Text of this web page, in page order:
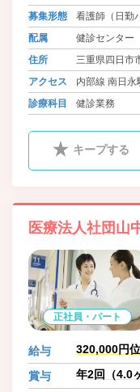
募集形態
看護師（日勤
配属
健診センター
住所
三重県四日市
アクセス
内部線 南日永
八王子線 西日
診療科目 健診業務
キープする
医療法人社団山
正社員・パート
給与 320,000円
賞与 年2回（4.0